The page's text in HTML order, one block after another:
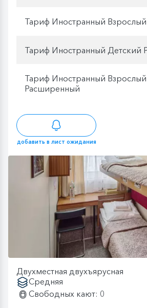
Тариф Иностранный Взрослый
Тариф Иностранный Детский
Тариф Иностранный Взрослый
Расширенный
добавить в лист ожидания
Двухместная двухъярусная
Средняя
Свободных кают: 0